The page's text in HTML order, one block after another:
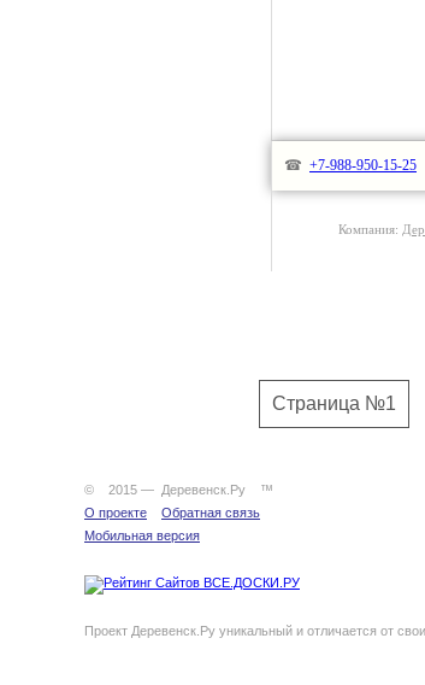
☎ +7-988-950-15-25
Компания:
Страница №1
© 2015 — Деревенск.Ру ™
О проекте
Обратная связь
Мобильная версия
Проект Деревенск.Ру уникальный и отличается от